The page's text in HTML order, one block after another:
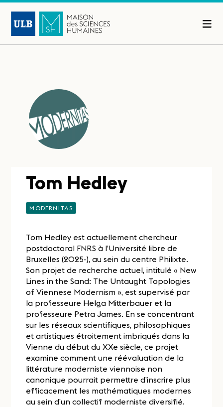
Tom Hedley
MODERNITAS
Tom Hedley est actuellement chercheur
postdoctoral FNRS à l’Université libre de
Bruxelles (2025-), au sein du centre Philixte.
Son projet de recherche actuel, intitulé « New
Lines in the Sand: The Untaught Topologies
of Viennese Modernism », est supervisé par
la professeure Helga Mitterbauer et la
professeure Petra James. En se concentrant
sur les réseaux scientifiques, philosophiques
et artistiques étroitement imbriqués dans la
Vienne du début du XXe siècle, ce projet
examine comment une réévaluation de la
littérature moderniste viennoise non
canonique pourrait permettre d’inscrire plus
efficacement les mathématiques modernes
au sein d’un collectif moderniste diversifié.